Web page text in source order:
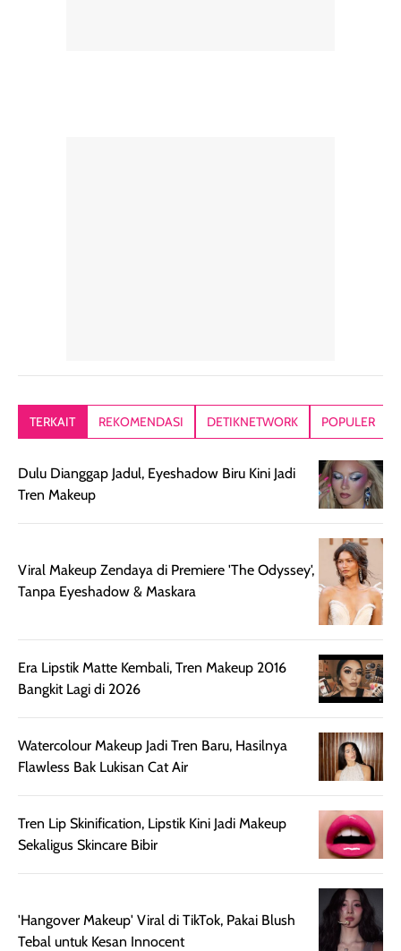
TERKAIT REKOMENDASI DETIKNETWORK POPULER
Dulu Dianggap Jadul, Eyeshadow Biru Kini Jadi
Tren Makeup
Viral Makeup Zendaya di Premiere 'The Odyssey',
Tanpa Eyeshadow & Maskara
Era Lipstik Matte Kembali, Tren Makeup 2016
Bangkit Lagi di 2026
Watercolour Makeup Jadi Tren Baru, Hasilnya
Flawless Bak Lukisan Cat Air
Tren Lip Skinification, Lipstik Kini Jadi Makeup
Sekaligus Skincare Bibir
'Hangover Makeup' Viral di TikTok, Pakai Blush
Tebal untuk Kesan Innocent